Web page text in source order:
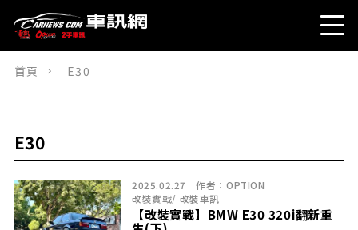
首頁 E30
E30
2025.02.27 作者： OPTION
改裝實戰/ 改裝車訊
【改裝實戰】BMW E30 320i翻新重